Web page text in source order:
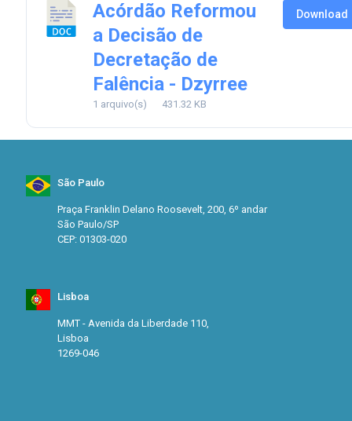
Acórdão Reformou
a Decisão de
Decretação de
Falência - Dzyrree
1 arquivo(s) 431.32 KB
Download
São Paulo
Praça Franklin Delano Roosevelt, 200, 6º andar
São Paulo/SP
CEP: 01303-020
Lisboa
MMT - Avenida da Liberdade 110,
Lisboa
1269-046